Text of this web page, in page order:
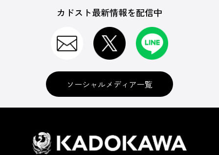
カドスト最新情報を配信中
ソーシャルメディア一覧